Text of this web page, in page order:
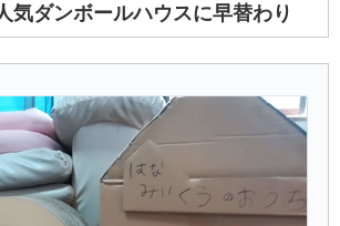
ダンボールハウスに早替わり